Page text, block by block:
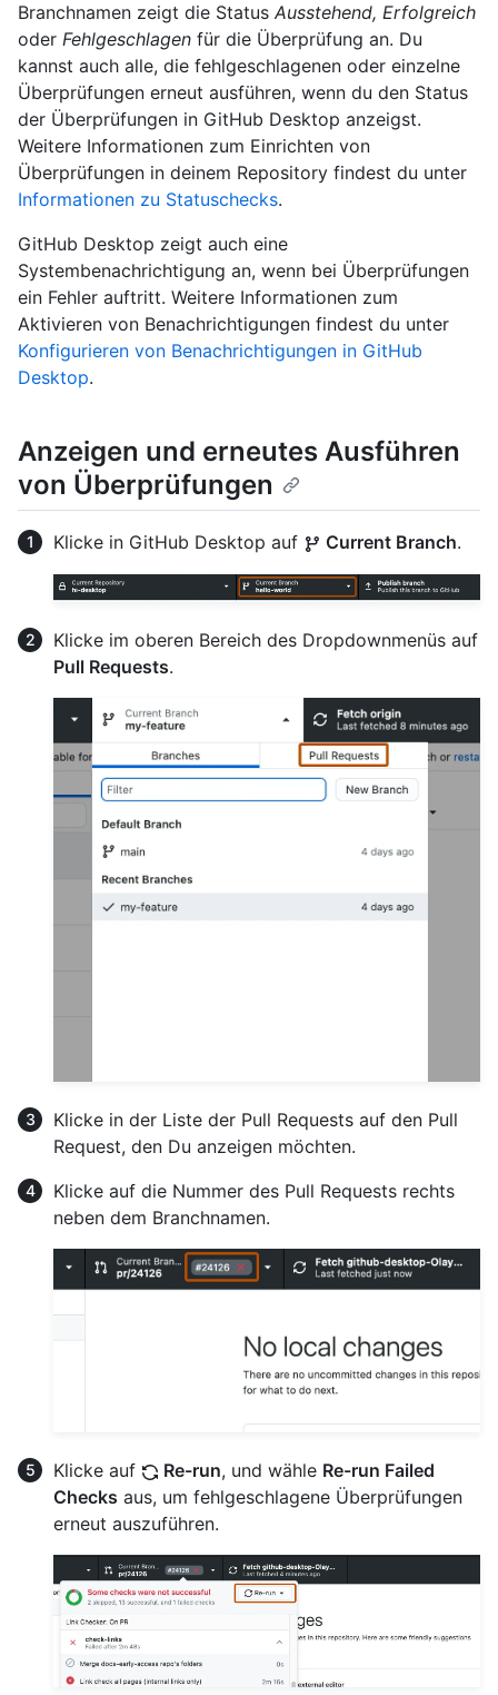
Branchnamen zeigt die Status Ausstehend, Erfolgreich
oder Fehlgeschlagen für die Überprüfung an. Du
kannst auch alle, die fehlgeschlagenen oder einzelne
Überprüfungen erneut ausführen, wenn du den Status
der Überprüfungen in GitHub Desktop anzeigst.
Weitere Informationen zum Einrichten von
Überprüfungen in deinem Repository findest du unter
Informationen zu Statuschecks.
GitHub Desktop zeigt auch eine
Systembenachrichtigung an, wenn bei Überprüfungen
ein Fehler auftritt. Weitere Informationen zum
Aktivieren von Benachrichtigungen findest du unter
Konfigurieren von Benachrichtigungen in GitHub
Desktop.
Anzeigen und erneutes Ausführen
von Überprüfungen
Klicke in GitHub Desktop auf Current Branch.
Klicke im oberen Bereich des Dropdownmenüs auf
Pull Requests.
Klicke in der Liste der Pull Requests auf den Pull
Request, den Du anzeigen möchten.
Klicke auf die Nummer des Pull Requests rechts
neben dem Branchnamen.
Klicke auf Re-run, und wähle Re-run Failed
Checks aus, um fehlgeschlagene Überprüfungen
erneut auszuführen.